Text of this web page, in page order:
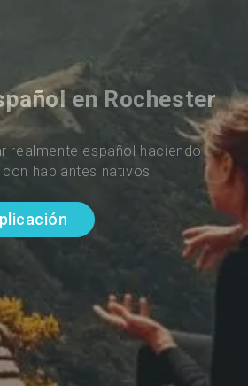
en Rochester
realmente español haciendo
hablantes nativos